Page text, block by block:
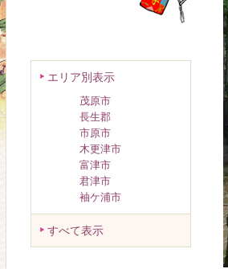
エリア別表示
茂原市
長生郡
市原市
木更津市
富津市
君津市
袖ケ浦市
すべて表示